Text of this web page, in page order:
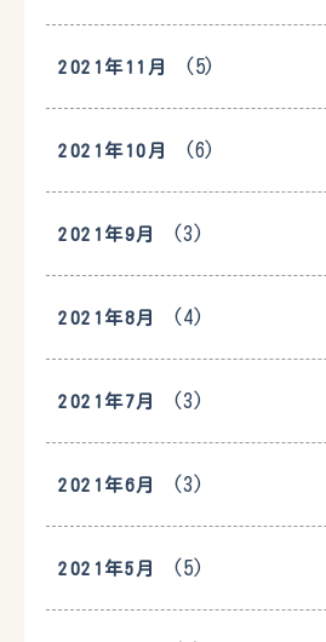
2021年11月 (5)
2021年10月 (6)
2021年9月 (3)
2021年8月 (4)
2021年7月 (3)
2021年6月 (3)
2021年5月 (5)